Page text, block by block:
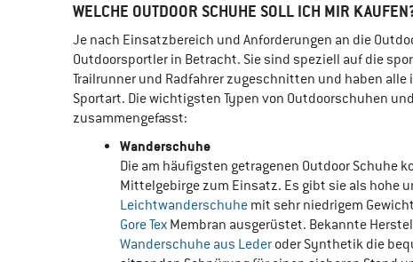
WELCHE OUTDOOR SCHUHE SOLL ICH MIR
Je nach Einsatzbereich und Anforderungen an die
Outdoorsportler in Betracht. Sie sind speziell auf die
Trailrunner und Radfahrer zugeschnitten und haben
Sportart. Die wichtigsten Typen von Outdoorschuhen
zusammengefasst:
Wanderschuhe
Die am häufigsten getragenen Outdoor Schuhe
Mittelgebirge zum Einsatz. Es gibt sie als hohe
Leichtwanderschuhemit sehr niedrigem
Gore TexMembran ausgerüstet. Bekannte
Wanderschuhe aus Lederoder Synthetik die